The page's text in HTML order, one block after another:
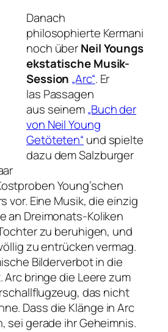
Danach
philosophierte Kermani
noch überNeil Youngs
ekstatische Musik-
Session „Arc“. Er
las Passagen
aus seinem„Buch der
von Neil Young
Getöteten“ und spielte
dazu dem Salzburger
Young’schen
vor. Eine Musik, die einzig
an Dreimonats-Koliken
zu beruhigen, und
zu entrücken vermag.
Bilderverbot in die
bringe die Leere zum
das nicht
Dass die Klänge in Arc
sei gerade ihr Geheimnis.